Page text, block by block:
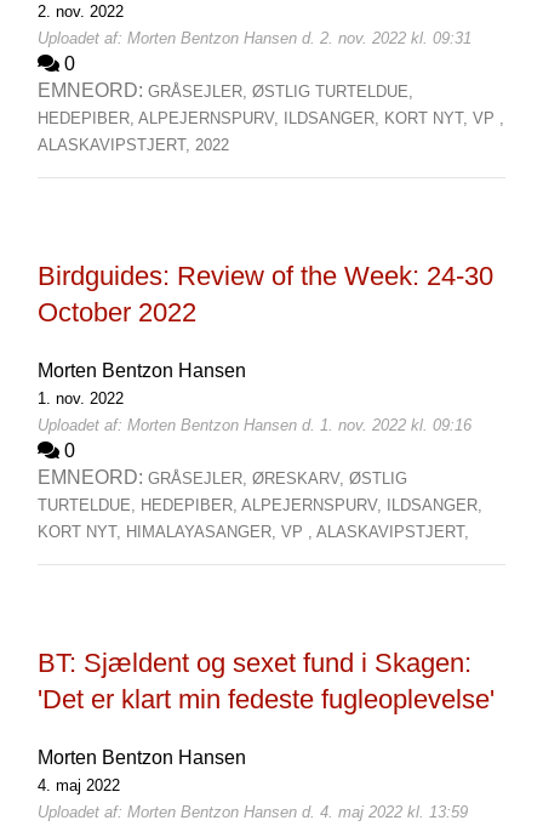
2. nov. 2022
Uploadet af: Morten Bentzon Hansen d. 2. nov. 2022 kl. 09:31
0
EMNEORD: GRÅSEJLER, ØSTLIG TURTELDUE,
HEDEPIBER, ALPEJERNSPURV, ILDSANGER, KORT NYT, VP ,
ALASKAVIPSTJERT, 2022
Birdguides: Review of the Week: 24-30
October 2022
Morten Bentzon Hansen
1. nov. 2022
Uploadet af: Morten Bentzon Hansen d. 1. nov. 2022 kl. 09:16
0
EMNEORD: GRÅSEJLER, ØRESKARV, ØSTLIG
TURTELDUE, HEDEPIBER, ALPEJERNSPURV,
ILDSANGER,
KORT NYT, HIMALAYASANGER, VP , ALASKAVIPSTJERT,
BT: Sjældent og sexet fund i Skagen:
'Det er klart min fedeste fugleoplevelse'
Morten Bentzon Hansen
4. maj 2022
Uploadet af: Morten Bentzon Hansen d. 4. maj 2022 kl. 13:59